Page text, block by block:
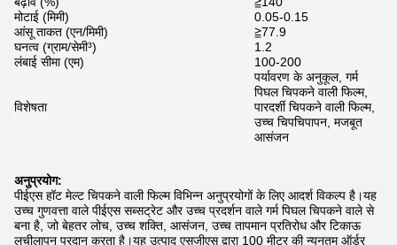
मोटाई (मिमी)
0.05-0.15
आंसू ताकत (एन/मिमी)
≧77.9
घनत्व (ग्राम/सेमी³)
1.2
लंबाई सीमा (एम)
100-200
विशेषता
पर्यावरण के अनुकूल, गर्म
पिघल चिपकने वाली फिल्म,
पारदर्शी चिपकने वाली फिल्म,
उच्च चिपचिपापन, मजबूत
आसंजन
अनुप्रयोग:
पीईएस हॉट मेल्ट चिपकने वाली फिल्म विभिन्न अनुप्रयोगों के लिए आदर्श विकल्प है।यह
उच्च गुणवत्ता वाले पीईएस सब्सट्रेट और उच्च प्रदर्शन वाले गर्म पिघल चिपकने वाले से
बना है, जो बेहतर लोच, उच्च शक्ति, आसंजन, उच्च तापमान प्रतिरोध और टिकाऊ
लचीलापन प्रदान करता है।यह उत्पाद एसजीएस द्वारा 100 मीटर की न्यूनतम ऑर्डर